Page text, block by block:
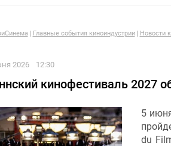
Главные события киноиндустрии Новости
2026 12:30
кинофестиваль 2027
5
du